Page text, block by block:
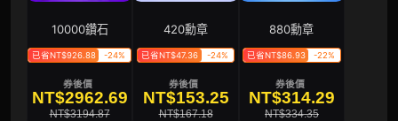
10000鑽石
已省NT$926.88 -24%
券後價
NT$2962.69
NT$3194.87
420勳章
已省NT$47.36 -24%
券後價
NT$153.25
NT$167.18
880勳章
已省NT$86.93 -22%
券後價
NT$314.29
NT$334.35